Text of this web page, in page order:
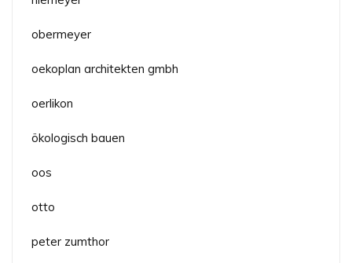
obermeyer
oekoplan architekten gmbh
oerlikon
ökologisch bauen
oos
otto
peter zumthor